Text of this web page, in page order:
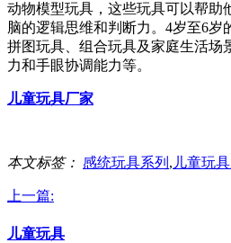
动物模型玩具，这些玩具可以帮助
脑的逻辑思维和判断力。4岁至6岁
拼图玩具、组合玩具及家庭生活场
力和手眼协调能力等。
儿童玩具厂家
本文标签： 感统玩具系列 , 儿童玩
上一篇:
儿童玩具